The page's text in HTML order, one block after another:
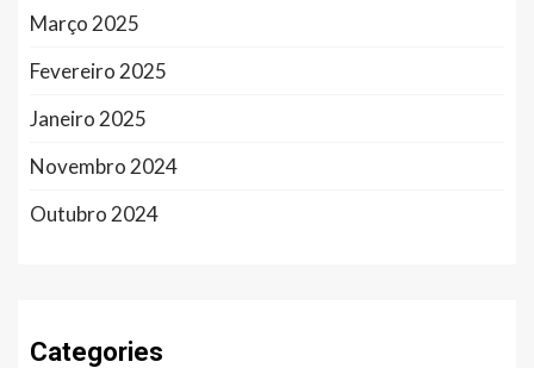
Março 2025
Fevereiro 2025
Janeiro 2025
Novembro 2024
Outubro 2024
Categories